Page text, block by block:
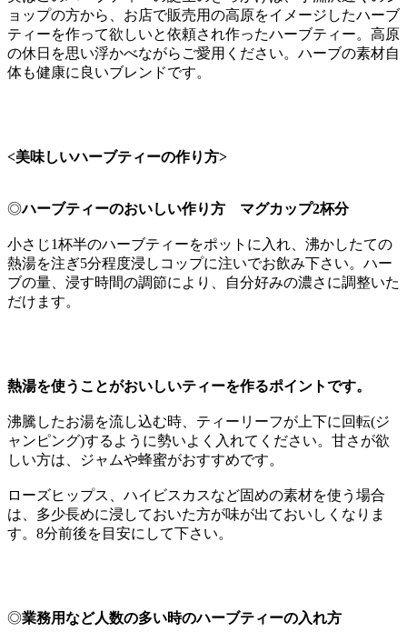
ョップの方から、お店で販売用の高原をイメージしたハーブ
ティーを作って欲しいと依頼され作ったハーブティー。高原
の休日を思い浮かべながらご愛用ください。ハーブの素材自
体も健康に良いブレンドです。
<美味しいハーブティーの作り方>
◎ハーブティーのおいしい作り方 マグカップ2杯分
小さじ1杯半のハーブティーをポットに入れ、沸かしたての
熱湯を注ぎ5分程度浸しコップに注いでお飲み下さい。ハー
ブの量、浸す時間の調節により、自分好みの濃さに調整いた
だけます。
熱湯を使うことがおいしいティーを作るポイントです。
沸騰したお湯を流し込む時、ティーリーフが上下に回転(ジ
ャンピング)するように勢いよく入れてください。甘さが欲
しい方は、ジャムや蜂蜜がおすすめです。
ローズヒップス、ハイビスカスなど固めの素材を使う場合
は、多少長めに浸しておいた方が味が出ておいしくなりま
す。8分前後を目安にして下さい。
◎業務用など人数の多い時のハーブティーの入れ方